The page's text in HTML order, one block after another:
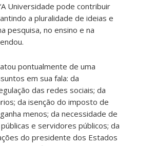
Universidade pode contribuir
a pluralidade de ideias e
pesquisa, no ensino e na
pontualmente de uma
em sua fala: da
das redes sociais; da
da isenção do imposto de
menos; da necessidade de
e servidores públicos; da
do presidente dos Estados